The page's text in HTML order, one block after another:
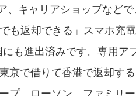
キャリアショップなどで、
も返却できる」スマホ充
も進出済みです。専用ア
京で借りて香港で返却する
プ、ローソン、ファミリ